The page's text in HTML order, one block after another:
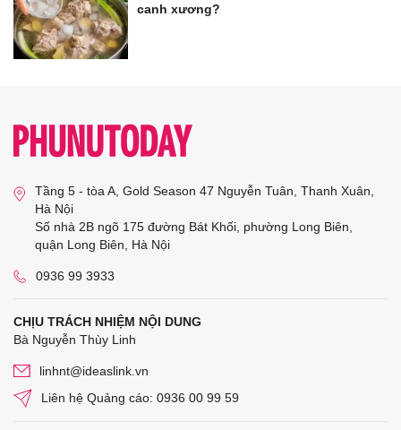
canh xương?
Tầng 5 - tòa A, Gold Season 47 Nguyễn Tuân, Thanh Xuân,
Hà Nội
Số nhà 2B ngõ 175 đường Bát Khối, phường Long Biên,
quận Long Biên, Hà Nội
0936 99 3933
CHỊU TRÁCH NHIỆM NỘI DUNG
Bà Nguyễn Thùy Linh
linhnt@ideaslink.vn
Liên hệ Quảng cáo: 0936 00 99 59